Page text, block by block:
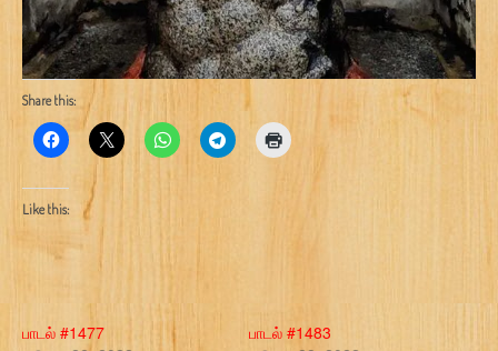
Share this:
Like this:
பாடல் #1477
பாடல் #1483